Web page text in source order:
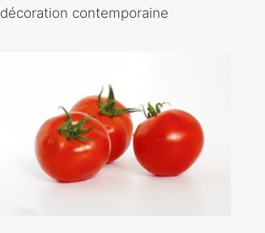
décoration contemporaine